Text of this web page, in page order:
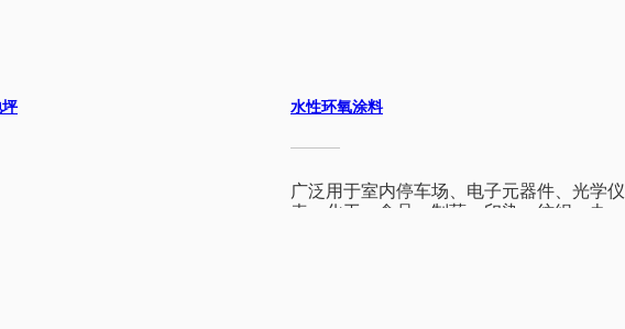
水性环氧涂料
广泛用于室内停车场、电子元器件、光学仪
表、化工、食品、制药、印染、纺织、办公